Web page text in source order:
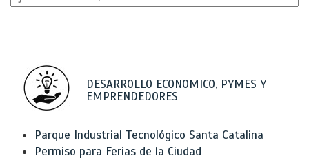
DESARROLLO ECONOMICO, PYMES Y
EMPRENDEDORES
Parque Industrial Tecnológico Santa Catalina
Permiso para Ferias de la Ciudad